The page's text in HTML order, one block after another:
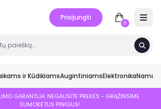
Prisijungti
0
ir KūdikiamsAugintiniamsElektronikaNamai
GARANTIJA: NEGAUSITE PREKĖS - GRĄŽINSIME
SUMOKĖTUS PINIGUS!